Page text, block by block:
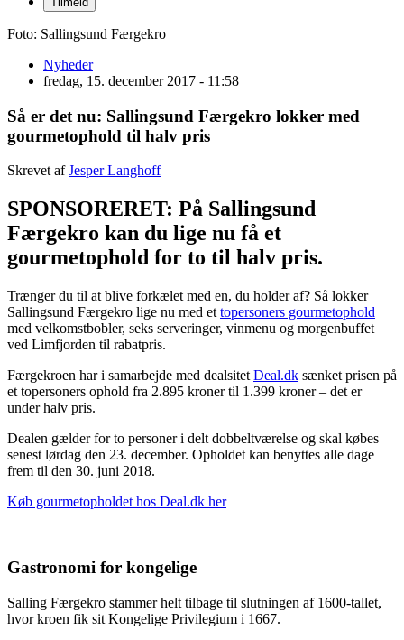
Foto: Sallingsund Færgekro
Nyheder
fredag, 15. december 2017 - 11:58
Så er det nu: Sallingsund Færgekro lokker med
gourmetophold til halv pris
Skrevet afJesper Langhoff
SPONSORERET: På Sallingsund
Færgekro kan du lige nu få et
gourmetophold for to til halv pris.
Trænger du til at blive forkælet med en, du holder af? Så lokker
Sallingsund Færgekro lige nu med et topersoners gourmetophold
med velkomstbobler, seks serveringer, vinmenu og morgenbuffet
ved Limfjorden til rabatpris.
Færgekroen har i samarbejde med dealsitet Deal.dk sænket prisen på
et topersoners ophold fra 2.895 kroner til 1.399 kroner – det er
under halv pris.
Dealen gælder for to personer i delt dobbeltværelse og skal købes
senest lørdag den 23. december. Opholdet kan benyttes alle dage
frem til den 30. juni 2018.
Køb gourmetopholdet hos Deal.dk her
Gastronomi for kongelige
Salling Færgekro stammer helt tilbage til slutningen af 1600-tallet,
hvor kroen fik sit Kongelige Privilegium i 1667.